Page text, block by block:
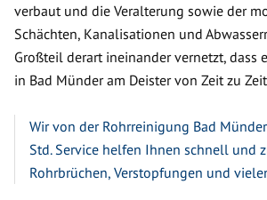
verbaut und die Veralterung sowie der
Schächten, Kanalisationen und
Großteil derart ineinander vernetzt, dass
in Bad Münder am Deister von Zeit zu
Wir von der Rohrreinigung Bad
Std. Service helfen Ihnen schnell und
Rohrbrüchen, Verstopfungen und